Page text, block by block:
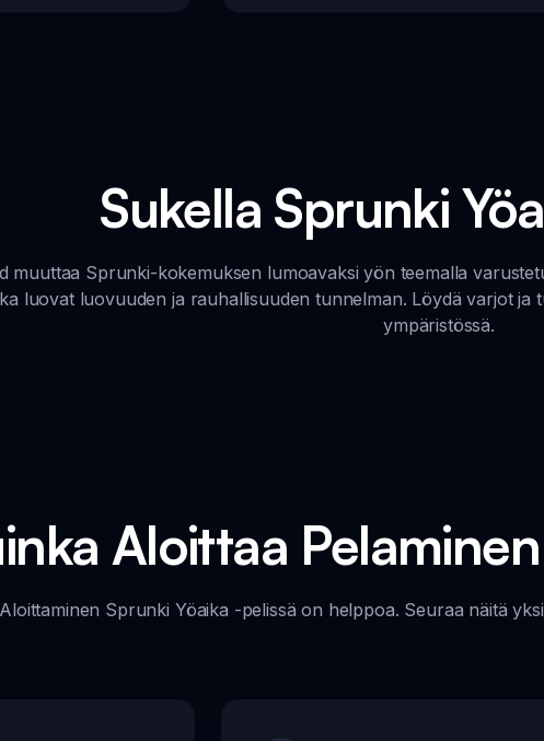
Sukella Sprunki
muuttaa Sprunki-kokemuksen lumoavaksi yön teemalla
luovat luovuuden ja rauhallisuuden tunnelman. Löydä varjot
ympäristössä.
Aloittaa
Aloittaminen Sprunki Yöaika -pelissä on helppoa. Seuraa näitä